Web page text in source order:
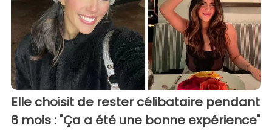
Elle choisit de rester célibataire pendant
6 mois : "Ça a été une bonne expérience"